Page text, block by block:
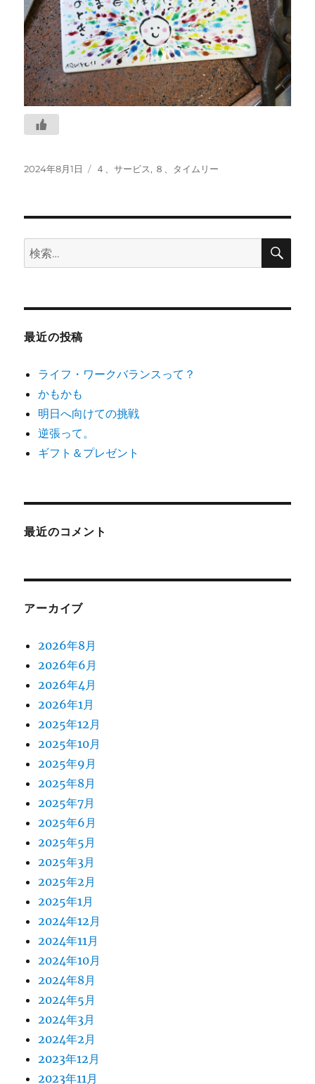
投
2024年8月1日
カ
４、サービス, ８、タイムリー
検
索:
検
最近の投稿
ライフ・ワークバランスって？
かもかも
明日へ向けての挑戦
逆張って。
ギフト＆プレゼント
最近のコメント
アーカイブ
2026年8月
2026年6月
2026年4月
2026年1月
2025年12月
2025年10月
2025年9月
2025年8月
2025年7月
2025年6月
2025年5月
2025年3月
2025年2月
2025年1月
2024年12月
2024年11月
2024年10月
2024年8月
2024年5月
2024年3月
2024年2月
2023年12月
2023年11月